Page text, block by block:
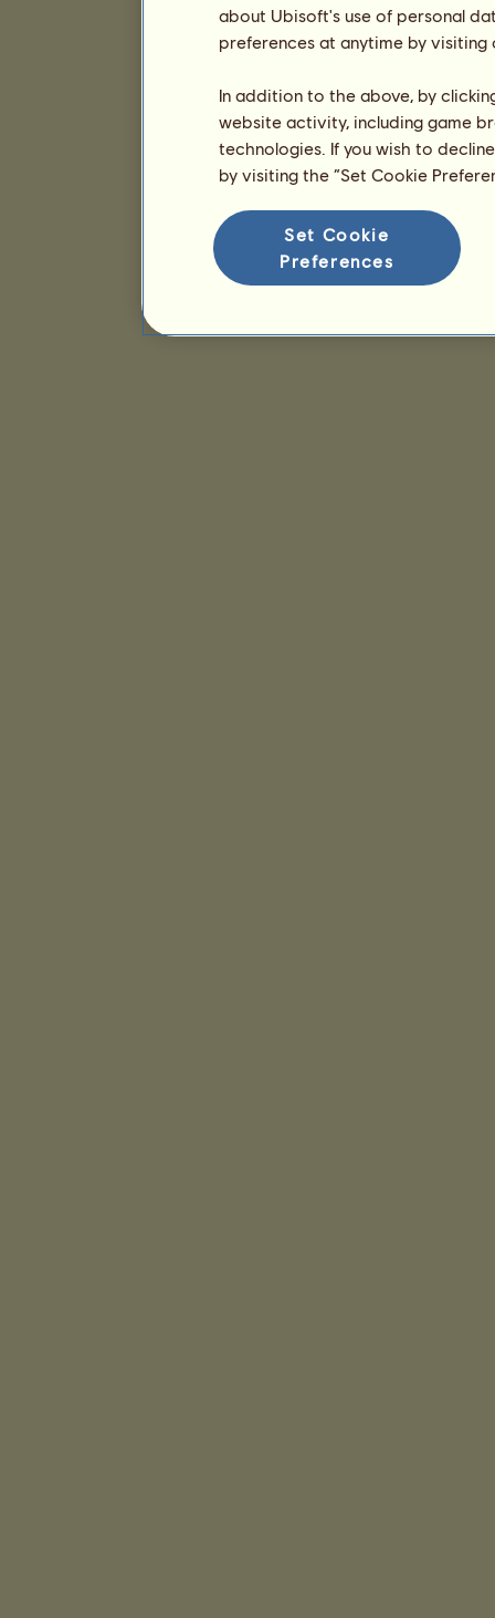
about Ubisoft's use of personal
preferences at anytime by
In addition to the above, by
website activity, including game
technologies. If you wish to
by visiting the “Set Cookie
Set Cookie
Preferences